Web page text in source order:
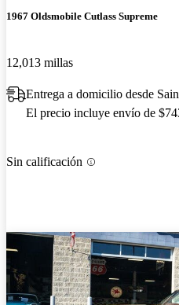
1967 Oldsmobile Cutlass Supreme
12,013 millas
Entrega a domicilio desde
El precio incluye envío de
Sin calificación